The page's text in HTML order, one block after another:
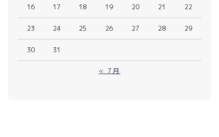
16 17 18 19 20 21 22
23 24 25 26 27 28 29
30 31
« 7月